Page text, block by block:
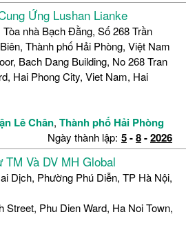
Ứng Lushan Lianke
Tòa nhà Bạch Đằng, Số 268 Trần
Thành phố Hải Phòng, Việt Nam
Bach Dang Building, No 268 Tran
Hai Phong City, Viet Nam, Hai
Lê Chân, Thành phố Hải Phòng
Ngày thành lập: 5-8-2026
Và DV MH Global
Dịch, Phường Phú Diễn, TP Hà Nội,
Street, Phu Dien Ward, Ha Noi Town,